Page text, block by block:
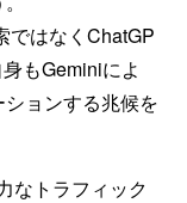
ではなくChatGP
もGeminiによ
ョンする兆候を
なトラフィック